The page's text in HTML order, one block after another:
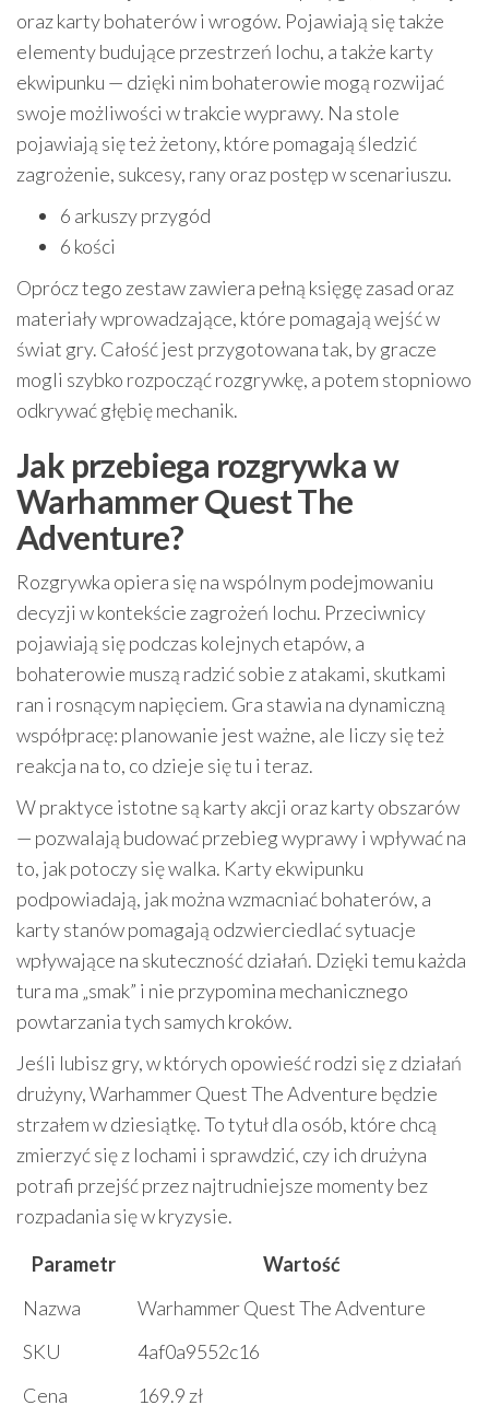
oraz karty bohaterów i wrogów. Pojawiają się także
elementy budujące przestrzeń lochu, a także karty
ekwipunku — dzięki nim bohaterowie mogą rozwijać
swoje możliwości w trakcie wyprawy. Na stole
pojawiają się też żetony, które pomagają śledzić
zagrożenie, sukcesy, rany oraz postęp w scenariuszu.
6 arkuszy przygód
6 kości
Oprócz tego zestaw zawiera pełną księgę zasad oraz
materiały wprowadzające, które pomagają wejść w
świat gry. Całość jest przygotowana tak, by gracze
mogli szybko rozpocząć rozgrywkę, a potem stopniowo
odkrywać głębię mechanik.
Jak przebiega rozgrywka w
Warhammer Quest The
Adventure?
Rozgrywka opiera się na wspólnym podejmowaniu
decyzji w kontekście zagrożeń lochu. Przeciwnicy
pojawiają się podczas kolejnych etapów, a
bohaterowie muszą radzić sobie z atakami, skutkami
ran i rosnącym napięciem. Gra stawia na dynamiczną
współpracę: planowanie jest ważne, ale liczy się też
reakcja na to, co dzieje się tu i teraz.
W praktyce istotne są karty akcji oraz karty obszarów
— pozwalają budować przebieg wyprawy i wpływać na
to, jak potoczy się walka. Karty ekwipunku
podpowiadają, jak można wzmacniać bohaterów, a
karty stanów pomagają odzwierciedlać sytuacje
wpływające na skuteczność działań. Dzięki temu każda
tura ma „smak” i nie przypomina mechanicznego
powtarzania tych samych kroków.
Jeśli lubisz gry, w których opowieść rodzi się z działań
drużyny, Warhammer Quest The Adventure będzie
strzałem w dziesiątkę. To tytuł dla osób, które chcą
zmierzyć się z lochami i sprawdzić, czy ich drużyna
potrafi przejść przez najtrudniejsze momenty bez
rozpadania się w kryzysie.
Parametr
Wartość
Nazwa
Warhammer Quest The Adventure
SKU
4af0a9552c16
Cena
169.9 zł